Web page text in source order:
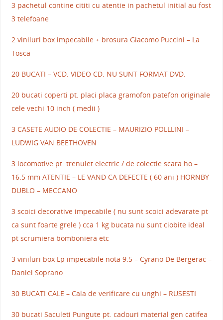
3 pachetul contine cititi cu atentie in pachetul initial au fost
3 telefoane
2 viniluri box impecabile + brosura Giacomo Puccini – La
Tosca
20 BUCATI – VCD. VIDEO CD. NU SUNT FORMAT DVD.
20 bucati coperti pt. placi placa gramofon patefon originale
cele vechi 10 inch ( medii )
3 CASETE AUDIO DE COLECTIE – MAURIZIO POLLLINI –
LUDWIG VAN BEETHOVEN
3 locomotive pt. trenulet electric / de colectie scara ho –
16.5 mm ATENTIE – LE VAND CA DEFECTE ( 60 ani ) HORNBY
DUBLO – MECCANO
3 scoici decorative impecabile ( nu sunt scoici adevarate pt
ca sunt foarte grele ) cca 1 kg bucata nu sunt ciobite ideal
pt scrumiera bomboniera etc
3 viniluri box Lp impecabile nota 9.5 – Cyrano De Bergerac –
Daniel Soprano
30 BUCATI CALE – Cala de verificare cu unghi – RUSESTI
30 bucati Saculeti Pungute pt. cadouri material gen catifea